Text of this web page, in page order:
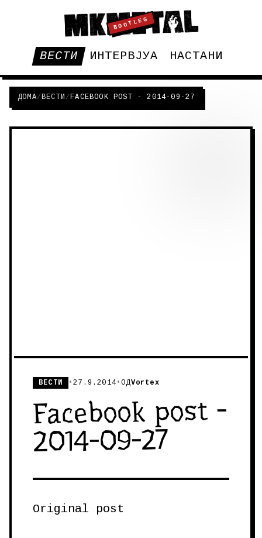
BOOTLEG
ВЕСТИ ИНТЕРВЈУА НАСТАНИ
ДОМА/ВЕСТИ /FACEBOOK POST - 2014-09-27
ВЕСТИ •27.9.2014 •ОДVortex
Facebook post -
2014-09-27
Original post